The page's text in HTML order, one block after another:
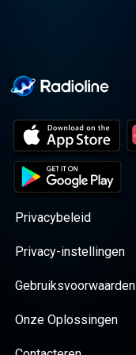
Privacybeleid
Privacy-instellingen
Gebruiksvoorwaarden
Onze Oplossingen